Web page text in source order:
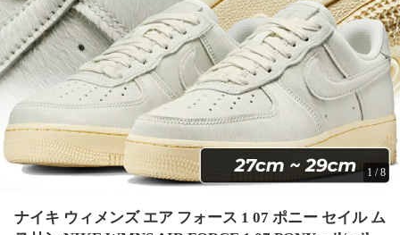
1 /8
ナイキ ウィメンズ エア フォース 1 07 ポニー セイル ム